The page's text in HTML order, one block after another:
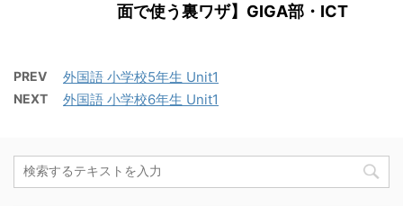
面で使う裏ワザ】GIGA部・ICT
PREV 外国語 小学校5年生 Unit1
NEXT 外国語 小学校6年生 Unit1